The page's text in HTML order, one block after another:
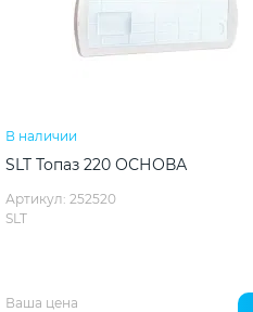
В наличии
SLT Топаз 220 ОСНОВА
Артикул: 252520
SLT
Ваша цена